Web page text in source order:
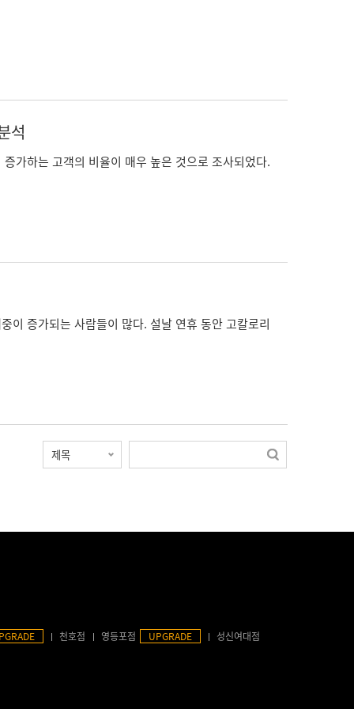
석
가하는 고객의 비율이 매우 높은 것으로 조사되었다.
이 증가되는 사람들이 많다. 설날 연휴 동안 고칼로리
천호점 영등포점 UPGRADE 성신여대점